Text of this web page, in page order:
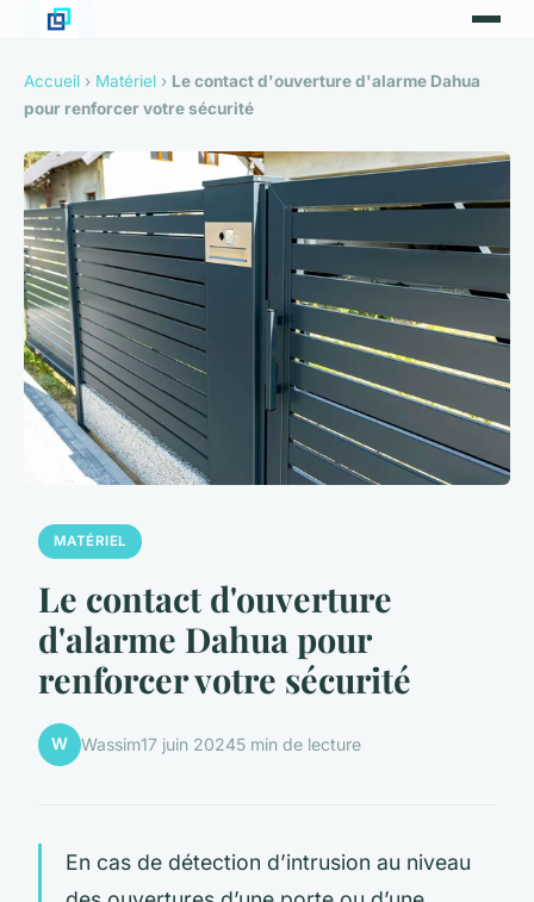
Accueil › Matériel › Le contact d'ouverture d'alarme Dahua
pour renforcer votre sécurité
MATÉRIEL
Le contact d'ouverture
d'alarme Dahua pour
renforcer votre sécurité
W Wassim17 juin 20245 min de lecture
En cas de détection d’intrusion au niveau